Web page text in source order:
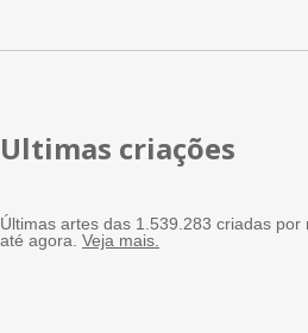
Ultimas criações
Últimas artes das 1.539.283 criadas por
até agora. Veja mais.